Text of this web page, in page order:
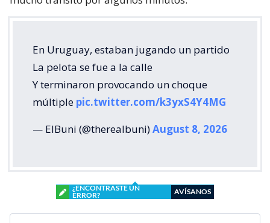
En Uruguay, estaban jugando un partido
La pelota se fue a la calle
Y terminaron provocando un choque
múltiple pic.twitter.com/k3yxS4Y4MG
— ElBuni (@therealbuni)August 8, 2026
¿ENCONTRASTE UN
ERROR?
AVÍSANOS